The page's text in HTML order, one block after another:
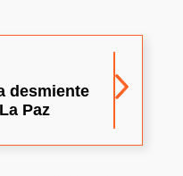
desmiente
Paz